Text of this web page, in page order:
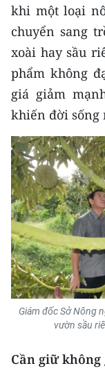
khi một loại
chuyển sang
xoài hay sầu
phẩm không
giá giảm
khiến đời sống
Giám đốc Sở Nông
vườn sầu
Cần giữ